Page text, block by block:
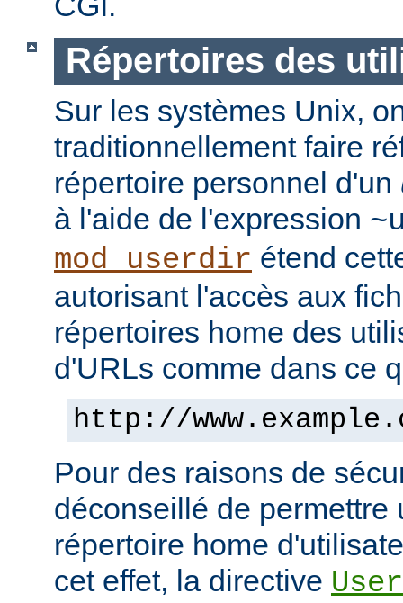
Répertoires des
Sur les systèmes Unix,
traditionnellement faire
répertoire personnel d'un
à l'aide de l'expression
mod_userdir étend
autorisant l'accès aux
répertoires home des
d'URLs comme dans ce
http://
Pour des raisons de
déconseillé de permettre
répertoire home
cet effet, la directive